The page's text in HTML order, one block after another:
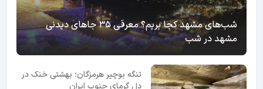
شب‌های مشهد کجا بریم؟ معرفی 35 جاهای دیدنی
مشهد در شب
تنگه بوچیر هرمزگان؛ بهشتی خنک در
دل گرمای جنوب ایران